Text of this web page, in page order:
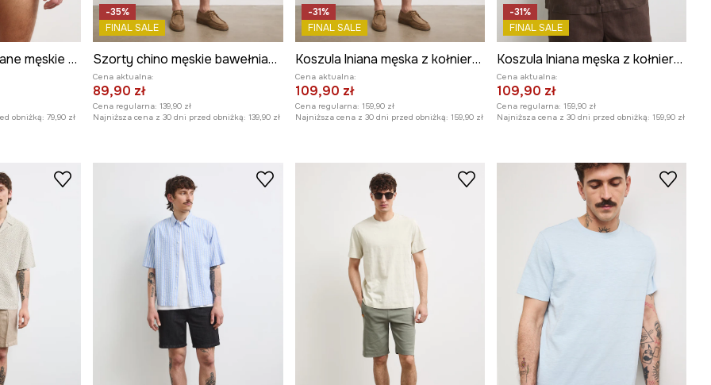
Bokserki dopasowane męskie bawełniane z elastanem 2-pack
obniżką: 79,90 zł
-35%
FINAL SALE
Szorty chino męskie bawełniane z elastanem regular waist
Cena aktualna:
89,90 zł
Cena regularna: 139,90 zł
Najniższa cena z 30 dni przed obniżką: 139,90 zł
-31%
FINAL SALE
Koszula lniana męska z kołnierzykiem typu resort kolor multicolor
Cena aktualna:
109,90 zł
Cena regularna: 159,90 zł
Najniższa cena z 30 dni przed obniżką: 159,90 zł
-31%
FINAL SALE
Koszula lniana męska z kołnierzykiem typu resort kolor multicolor
Cena aktualna:
109,90 zł
Cena regularna: 159,90 zł
Najniższa cena z 30 dni przed obniżką: 159,90 zł